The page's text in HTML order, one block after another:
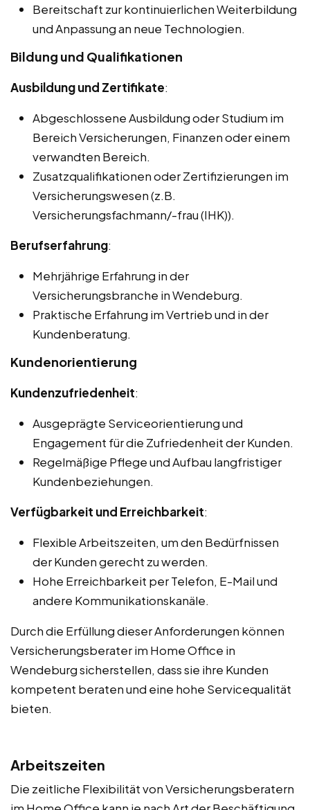
Bereitschaft zur kontinuierlichen Weiterbildung
und Anpassung an neue Technologien.
Bildung und Qualifikationen
Ausbildung und Zertifikate:
Abgeschlossene Ausbildung oder Studium im
Bereich Versicherungen, Finanzen oder einem
verwandten Bereich.
Zusatzqualifikationen oder Zertifizierungen im
Versicherungswesen (z.B.
Versicherungsfachmann/-frau (IHK)).
Berufserfahrung:
Mehrjährige Erfahrung in der
Versicherungsbranche in Wendeburg.
Praktische Erfahrung im Vertrieb und in der
Kundenberatung.
Kundenorientierung
Kundenzufriedenheit:
Ausgeprägte Serviceorientierung und
Engagement für die Zufriedenheit der Kunden.
Regelmäßige Pflege und Aufbau langfristiger
Kundenbeziehungen.
Verfügbarkeit und Erreichbarkeit:
Flexible Arbeitszeiten, um den Bedürfnissen
der Kunden gerecht zu werden.
Hohe Erreichbarkeit per Telefon, E-Mail und
andere Kommunikationskanäle.
Durch die Erfüllung dieser Anforderungen können
Versicherungsberater im Home Office in
Wendeburg sicherstellen, dass sie ihre Kunden
kompetent beraten und eine hohe Servicequalität
bieten.
Arbeitszeiten
Die zeitliche Flexibilität von Versicherungsberatern